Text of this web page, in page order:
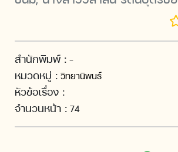
สำนักพิมพ์ : -
หมวดหมู่ : วิทยานิพนธ์
หัวข้อเรื่อง :
จำนวนหน้า : 74